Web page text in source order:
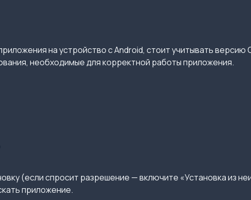
на устройство с Android, стоит учитывать версию
необходимые для корректной работы приложения.
(если спросит разрешение — включите «Установка из
приложение.